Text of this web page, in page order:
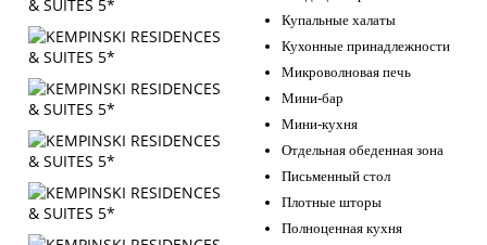
Купальные халаты
Кухонные принадлежности
Микроволновая печь
Мини-бар
Мини-кухня
Отдельная обеденная зона
Письменный стол
Плотные шторы
Полноценная кухня